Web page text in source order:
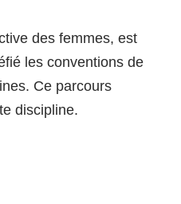
des femmes, est
les conventions de
Ce parcours
discipline.